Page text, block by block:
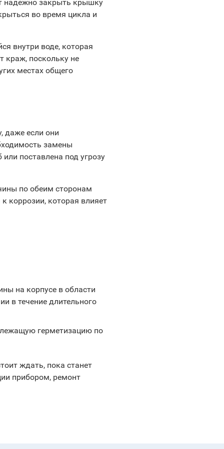
надежно закрыть крышку
во время цикла и
внутри воде, которая
краж, поскольку не
местах общего
даже если они
замены
поставлена под угрозу
по обеим сторонам
коррозии, которая влияет
на корпусе в области
в течение длительного
герметизацию по
ждать, пока станет
прибором, ремонт